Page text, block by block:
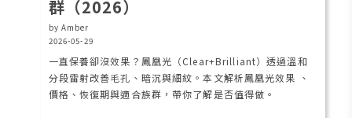
群（2026）
by Amber
2026-05-29
一直保養卻沒效果？鳳凰光（Clear+Brilliant）透過溫和
分段雷射改善毛孔、暗沉與細紋。本文解析鳳凰光效果 、
價格、恢復期與適合族群，帶你了解是否值得做。